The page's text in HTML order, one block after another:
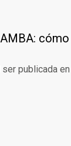
publicada